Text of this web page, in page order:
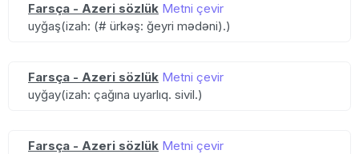
Farsça - Azeri sözlük Metni çevir
uyğaş(izah: (# ürkəş: ğeyri mədəni).)
Farsça - Azeri sözlük Metni çevir
uyğay(izah: çağına uyarlıq. sivil.)
Farsça - Azeri sözlük Metni çevir